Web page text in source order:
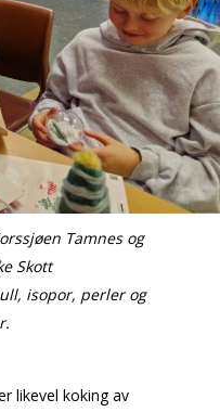
Tamnes og
Skott
isopor, perler og
likevel koking av